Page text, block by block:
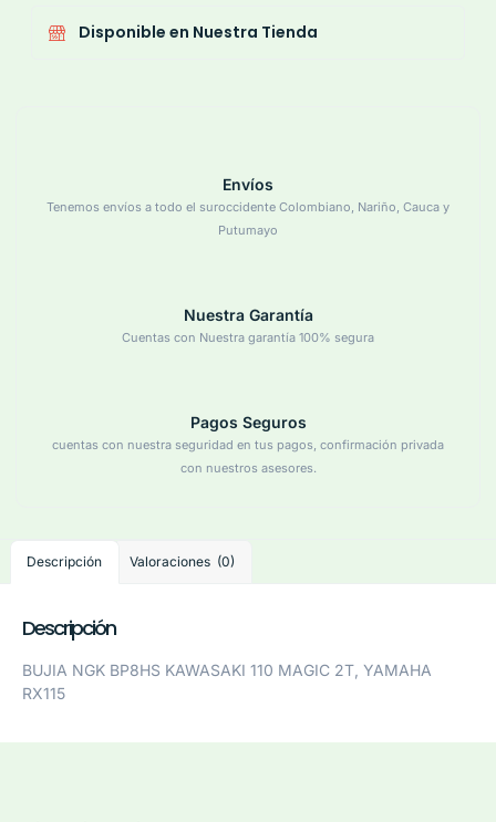
Disponible en Nuestra Tienda
Envíos
Tenemos envíos a todo el suroccidente Colombiano, Nariño, Cauca y
Putumayo
Nuestra Garantía
Cuentas con Nuestra garantía 100% segura
Pagos Seguros
cuentas con nuestra seguridad en tus pagos, confirmación privada
con nuestros asesores.
Descripción Valoraciones (0)
Descripción
BUJIA NGK BP8HS KAWASAKI 110 MAGIC 2T, YAMAHA
RX115